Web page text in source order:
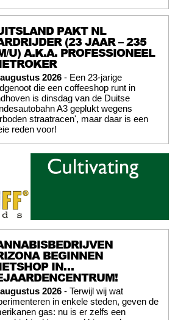
PAKT NL
(23 JAAR – 235
U) A.K.A. PROFESSIONEEL
2026 - Een 23-jarige
die een coffeeshop runt in
is dinsdag van de Duitse
A3 geplukt wegens
straatracen', maar daar is een
reden voor!
BEGINNEN
IN…
2026 - Terwijl wij wat
in enkele steden, geven de
gas: nu is er zelfs een